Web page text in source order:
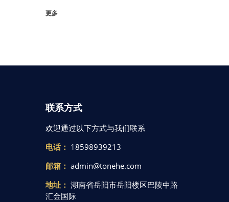
更多
联系方式
欢迎通过以下方式与我们联系
电话： 18598939213
邮箱： admin@tonehe.com
地址： 湖南省岳阳市岳阳楼区巴陵中路
汇金国际